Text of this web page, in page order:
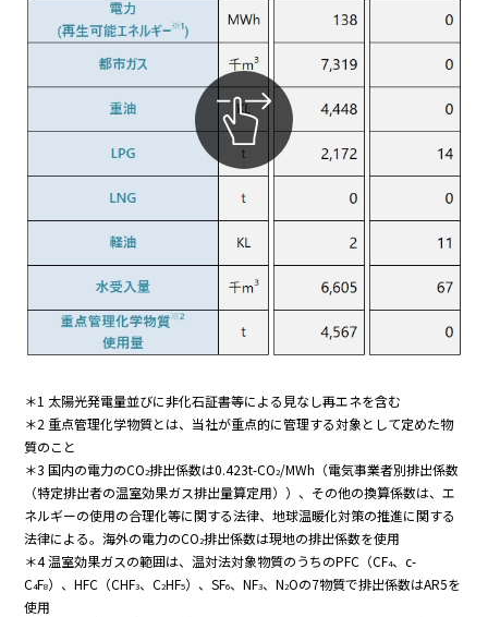
＊1 太陽光発電量並びに非化石証書等による見なし再エネを含む
＊2 重点管理化学物質とは、当社が重点的に管理する対象として定めた物
質のこと
＊3 国内の電⼒のCO2排出係数は0.423t-CO2/MWh（電気事業者別排出係数
（特定排出者の温室効果ガス排出量算定用））、その他の換算係数は、エ
ネルギーの使用の合理化等に関する法律、地球温暖化対策の推進に関する
法律による。海外の電⼒のCO2排出係数は現地の排出係数を使用
＊4 温室効果ガスの範囲は、温対法対象物質のうちのPFC（CF4、c-
C4F8）、HFC（CHF3、C2HF5）、SF6、NF3、N2Oの7物質で排出係数はAR5を
使用